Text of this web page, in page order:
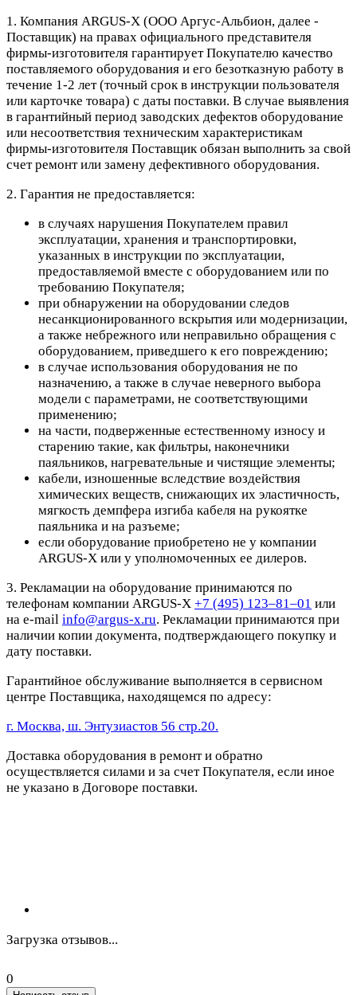
1. Компания ARGUS-X (ООО Аргус-Альбион, далее -
Поставщик) на правах официального представителя
фирмы-изготовителя гарантирует Покупателю качество
поставляемого оборудования и его безотказную работу в
течение 1-2 лет (точный срок в инструкции пользователя
или карточке товара) с даты поставки. В случае выявления
в гарантийный период заводских дефектов оборудование
или несоответствия техническим характеристикам
фирмы-изготовителя Поставщик обязан выполнить за свой
счет ремонт или замену дефективного оборудования.
2. Гарантия не предоставляется:
в случаях нарушения Покупателем правил
эксплуатации, хранения и транспортировки,
указанных в инструкции по эксплуатации,
предоставляемой вместе с оборудованием или по
требованию Покупателя;
при обнаружении на оборудовании следов
несанкционированного вскрытия или модернизации,
а также небрежного или неправильно обращения с
оборудованием, приведшего к его повреждению;
в случае использования оборудования не по
назначению, а также в случае неверного выбора
модели с параметрами, не соответствующими
применению;
на части, подверженные естественному износу и
старению такие, как фильтры, наконечники
паяльников, нагревательные и чистящие элементы;
кабели, изношенные вследствие воздействия
химических веществ, снижающих их эластичность,
мягкость демпфера изгиба кабеля на рукоятке
паяльника и на разъеме;
если оборудование приобретено не у компании
ARGUS-X или у уполномоченных ее дилеров.
3. Рекламации на оборудование принимаются по
телефонам компании ARGUS-X +7 (495) 123–81–01 или
на e-mail info@argus-x.ru. Рекламации принимаются при
наличии копии документа, подтверждающего покупку и
дату поставки.
Гарантийное обслуживание выполняется в сервисном
центре Поставщика, находящемся по адресу:
г. Москва, ш. Энтузиастов 56 стр.20.
Доставка оборудования в ремонт и обратно
осуществляется силами и за счет Покупателя, если иное
не указано в Договоре поставки.
Загрузка отзывов...
0